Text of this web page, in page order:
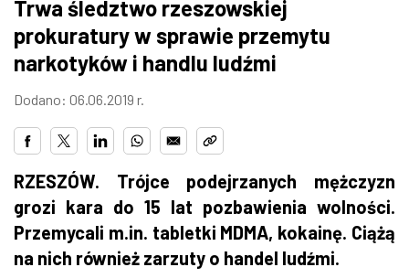
Trwa śledztwo rzeszowskiej
prokuratury w sprawie przemytu
narkotyków i handlu ludźmi
Dodano: 06.06.2019 r.
RZESZÓW. Trójce podejrzanych mężczyzn
grozi kara do 15 lat pozbawienia wolności.
Przemycali m.in. tabletki MDMA, kokainę. Ciążą
na nich również zarzuty o handel ludźmi.